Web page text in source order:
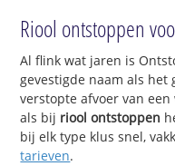
Riool ontstoppen
Al flink wat jaren is
gevestigde naam als het
verstopte afvoer van
als bij riool ontstoppen
bij elk type klus snel,
tarieven.